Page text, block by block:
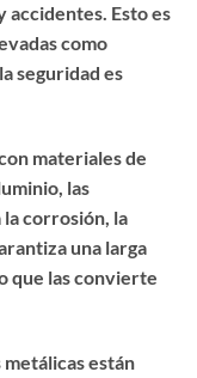
accidentes. Esto es
como
seguridad es
materiales de
las
la corrosión, la
una larga
que las convierte
están